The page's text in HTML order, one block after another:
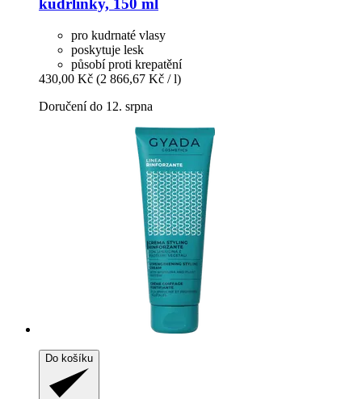
kudrlinky, 150 ml
pro kudrnaté vlasy
poskytuje lesk
působí proti krepatění
430,00 Kč (2 866,67 Kč / l)
Doručení do 12. srpna
Do košíku